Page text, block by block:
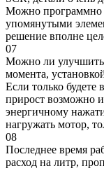
Можно программно
упомянутыми
решение вполне
07
Можно ли улучшить
момента,
Если только будете
прирост возможно
энергичному
нагружать мотор,
08
Последнее время
расход на литр,